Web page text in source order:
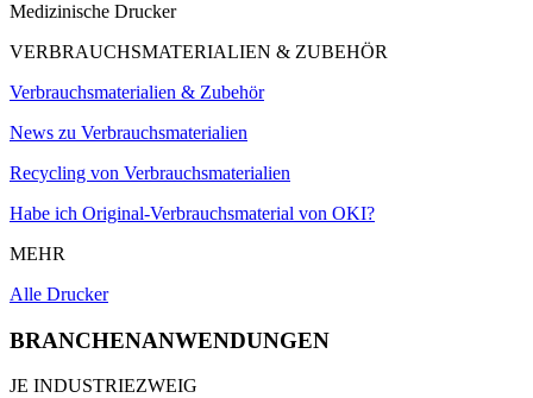
Medizinische Drucker
VERBRAUCHSMATERIALIEN & ZUBEHÖR
Verbrauchsmaterialien & Zubehör
News zu Verbrauchsmaterialien
Recycling von Verbrauchsmaterialien
Habe ich Original-Verbrauchsmaterial von OKI?
MEHR
Alle Drucker
BRANCHENANWENDUNGEN
JE INDUSTRIEZWEIG